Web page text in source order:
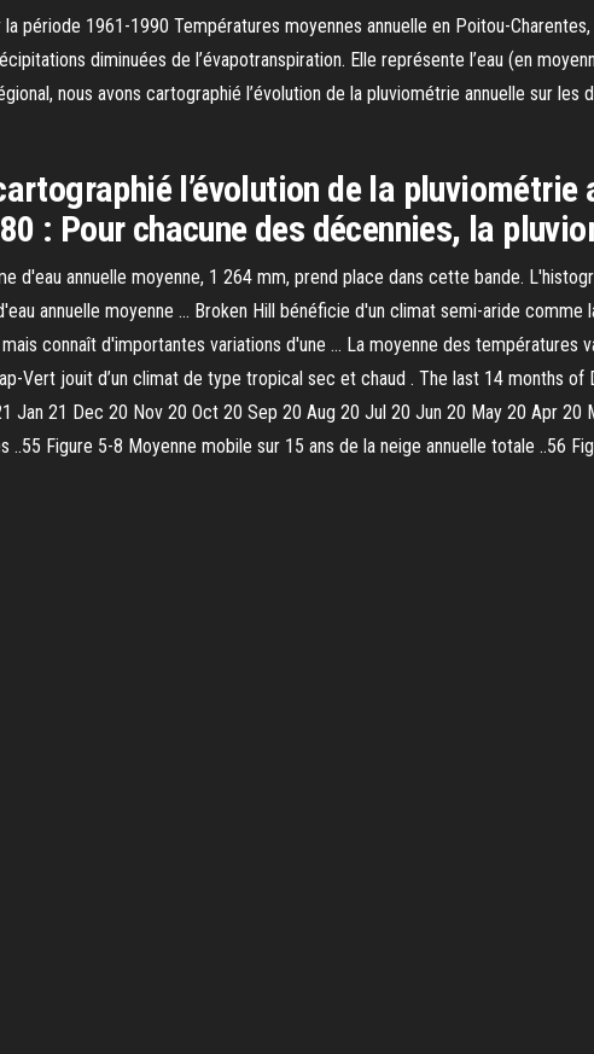
période 1961-1990 Températures moyennes annuelle en Poitou-
diminuées de l’évapotranspiration. Elle représente l’eau (en
nous avons cartographié l’évolution de la pluviométrie annuelle sur
l’évolution de la pluviométrie
: Pour chacune des décennies, la
d'eau annuelle moyenne, 1 264 mm, prend place dans cette bande.
annuelle moyenne … Broken Hill bénéficie d'un climat semi-aride comme
connaît d'importantes variations d'une … La moyenne des températures
Vert jouit d’un climat de type tropical sec et chaud . The last 14 months
Jan 21 Dec 20 Nov 20 Oct 20 Sep 20 Aug 20 Jul 20 Jun 20 May 20 Apr 20
Figure 5-8 Moyenne mobile sur 15 ans de la neige annuelle totale ..56